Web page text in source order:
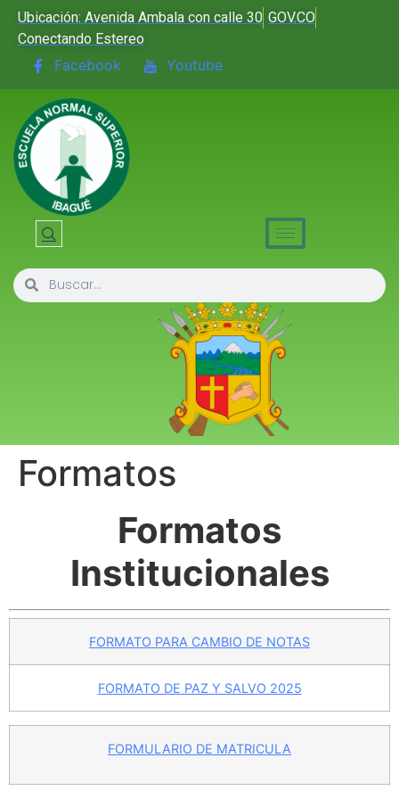
Ubicación: Avenida Ambala con calle 30 GOV.CO
Conectando Estereo
Facebook Youtube
Formatos
Formatos
Institucionales
FORMATO PARA CAMBIO DE NOTAS
FORMATO DE PAZ Y SALVO 2025
FORMULARIO DE MATRICULA